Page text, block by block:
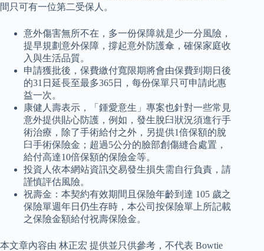
間只可有一位第二受保人。
意外傷害無所不在，多一份保障就是少一分風險，
提早規劃意外保障，撐起意外防護傘，確保家庭收
入與生活品質。
申請獲批後，保費繳付寬限期將會由保費到期日後
的31日延長至最多365日，每份保單只可申請此惠
益一次。
康健人壽表示，「鍾愛意生」專案也針對一些常見
意外提供貼心防護，例如，發生脫臼狀況須進行手
術治療，除了手術給付之外，另提供1倍保額的脫
臼手術保險金；超過5公分的臉部創傷縫合處置，
給付高達10倍保額的保險金等。
投資人依本網站資訊交易發生損失需自行負責，請
謹慎評估風險。
祝壽金：本契約有效期間且保險年齡到達 105 歲之
保險單週年日仍生存時，本公司按保險單上所記載
之保險金額給付祝壽保險金。
本文章內容由 林正宏 提供並只供參考，不代表 Bowtie